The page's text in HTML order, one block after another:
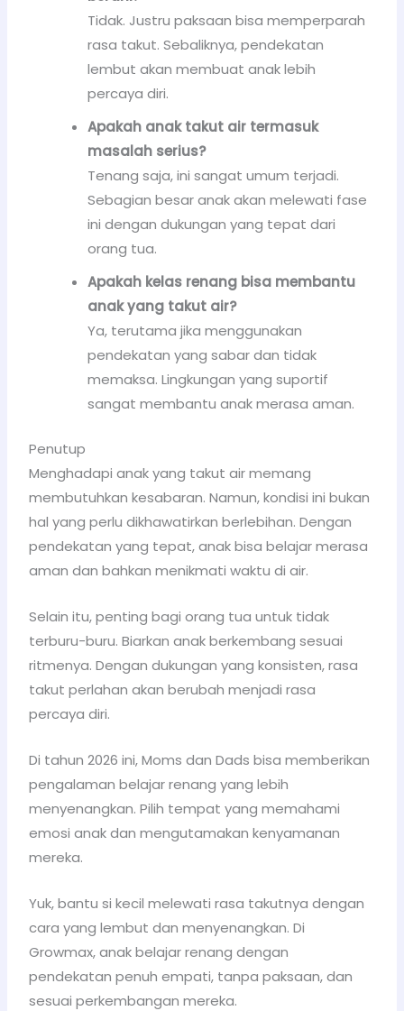
Tidak. Justru paksaan bisa memperparah
rasa takut. Sebaliknya, pendekatan
lembut akan membuat anak lebih
percaya diri.
Apakah anak takut air termasuk
masalah serius?
Tenang saja, ini sangat umum terjadi.
Sebagian besar anak akan melewati fase
ini dengan dukungan yang tepat dari
orang tua.
Apakah kelas renang bisa membantu
anak yang takut air?
Ya, terutama jika menggunakan
pendekatan yang sabar dan tidak
memaksa. Lingkungan yang suportif
sangat membantu anak merasa aman.
Penutup
Menghadapi anak yang takut air memang
membutuhkan kesabaran. Namun, kondisi ini bukan
hal yang perlu dikhawatirkan berlebihan. Dengan
pendekatan yang tepat, anak bisa belajar merasa
aman dan bahkan menikmati waktu di air.
Selain itu, penting bagi orang tua untuk tidak
terburu-buru. Biarkan anak berkembang sesuai
ritmenya. Dengan dukungan yang konsisten, rasa
takut perlahan akan berubah menjadi rasa
percaya diri.
Di tahun 2026 ini, Moms dan Dads bisa memberikan
pengalaman belajar renang yang lebih
menyenangkan. Pilih tempat yang memahami
emosi anak dan mengutamakan kenyamanan
mereka.
Yuk, bantu si kecil melewati rasa takutnya dengan
cara yang lembut dan menyenangkan. Di
Growmax, anak belajar renang dengan
pendekatan penuh empati, tanpa paksaan, dan
sesuai perkembangan mereka.